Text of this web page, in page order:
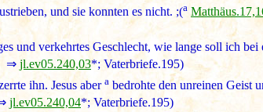
und sie konnten es nicht. ;(a
und verkehrtes Geschlecht, wie lange soll ich
⇒ jl.ev05.240,03*; Vaterbriefe.195)
ihn. Jesus aber a bedrohte den unreinen Geist
jl.ev05.240,04*; Vaterbriefe.195)